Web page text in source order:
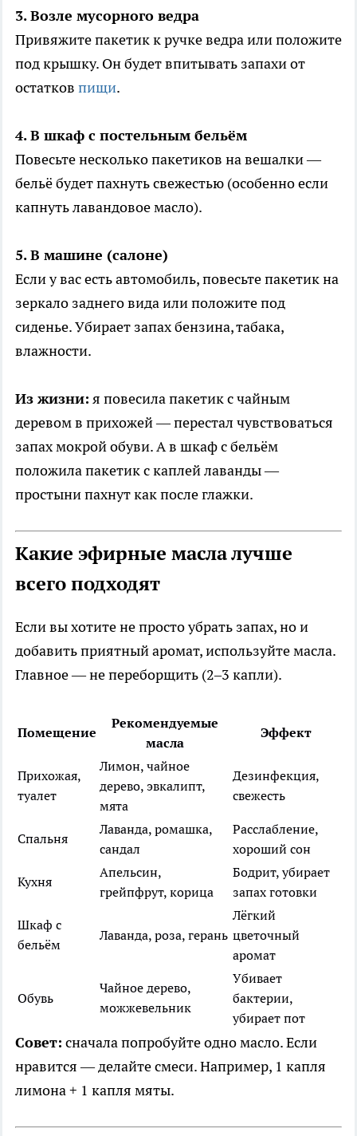
3. Возле мусорного ведра
Привяжите пакетик к ручке ведра или положите
под крышку. Он будет впитывать запахи от
остатков пищи.
4. В шкаф с постельным бельём
Повесьте несколько пакетиков на вешалки —
бельё будет пахнуть свежестью (особенно если
капнуть лавандовое масло).
5. В машине (салоне)
Если у вас есть автомобиль, повесьте пакетик на
зеркало заднего вида или положите под
сиденье. Убирает запах бензина, табака,
влажности.
Из жизни: я повесила пакетик с чайным
деревом в прихожей — перестал чувствоваться
запах мокрой обуви. А в шкаф с бельём
положила пакетик с каплей лаванды —
простыни пахнут как после глажки.
Какие эфирные масла лучше
всего подходят
Если вы хотите не просто убрать запах, но и
добавить приятный аромат, используйте масла.
Главное — не переборщить (2–3 капли).
Помещение
Рекомендуемые
масла
Эффект
Прихожая,
туалет
Лимон, чайное
дерево, эвкалипт,
мята
Дезинфекция,
свежесть
Спальня
Лаванда, ромашка,
сандал
Расслабление,
хороший сон
Кухня
Апельсин,
грейпфрут, корица
Бодрит, убирает
запах готовки
Шкаф с
бельём
Лаванда, роза, герань
Лёгкий
цветочный
аромат
Обувь
Чайное дерево,
можжевельник
Убивает
бактерии,
убирает пот
Совет: сначала попробуйте одно масло. Если
нравится — делайте смеси. Например, 1 капля
лимона + 1 капля мяты.